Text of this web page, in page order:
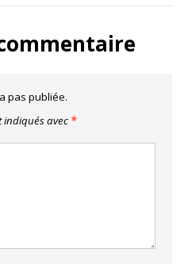
pas publiée.
indiqués avec *